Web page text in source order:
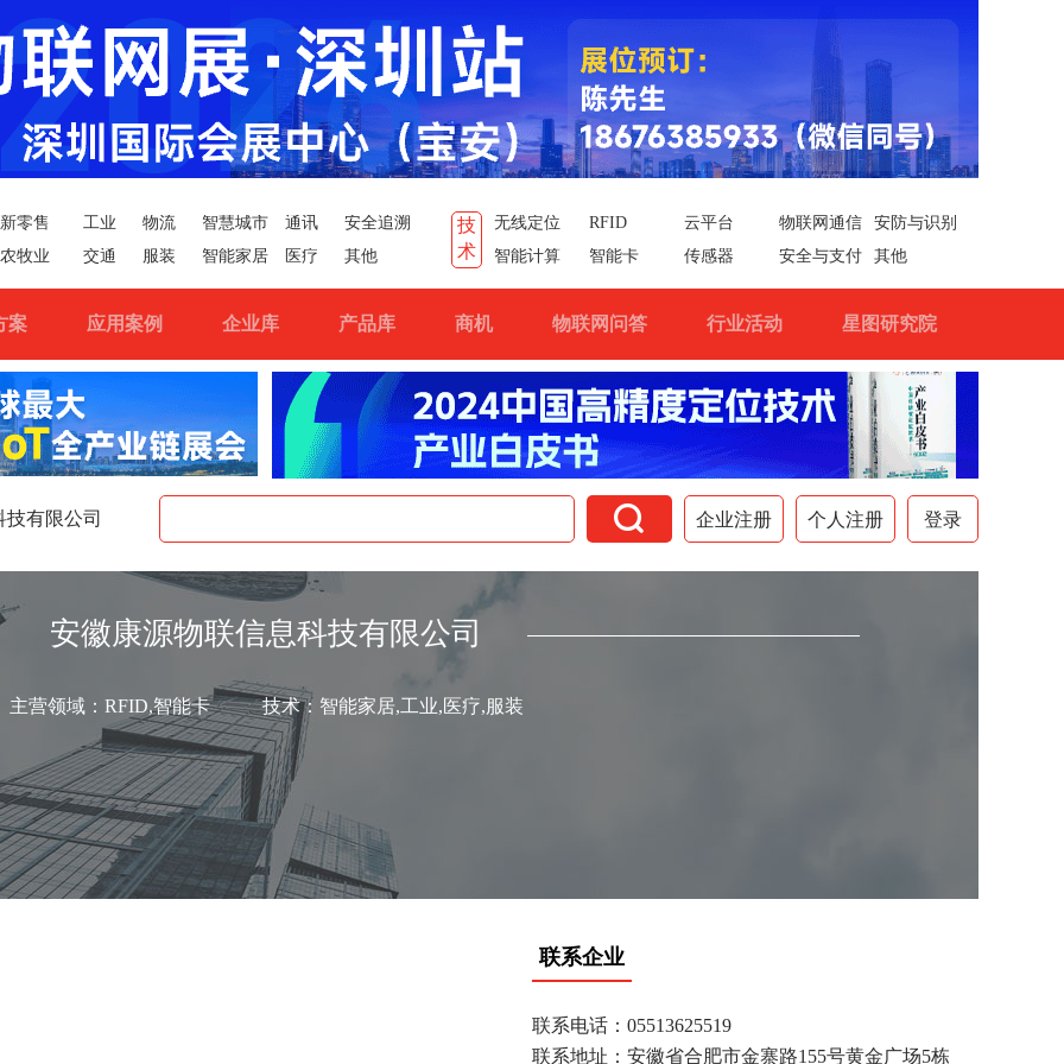
新零售 工业 物流 智慧城市 通讯
安全追溯
农牧业
交通 服装 智能家居 医疗 其他
技
术
无线定位 RFID 云平台 物联网通信
安防与识别
智能计算
智能卡 传感器 安全与支付 其他
案 应用案例 企业库 产品库 商机 物联网问答 行业活动 星图研究院
有限公司  企业注册 个人注册 登录
安徽康源物联信息科技有限公司
主营领域：RFID,智能卡 技术：智能家居,工业,医疗,服装
联系企业
联系电话：05513625519
联系地址：安徽省合肥市金寨路155号黄金广场5栋